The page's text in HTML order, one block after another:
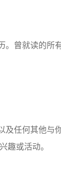
曾就读的
及任何其他
趣或活动。